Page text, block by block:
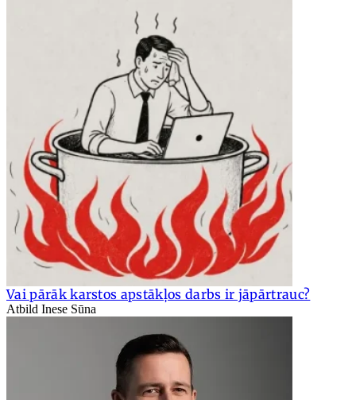
Vai pārāk karstos apstākļos darbs ir jāpārtrauc?
Atbild Inese Sūna